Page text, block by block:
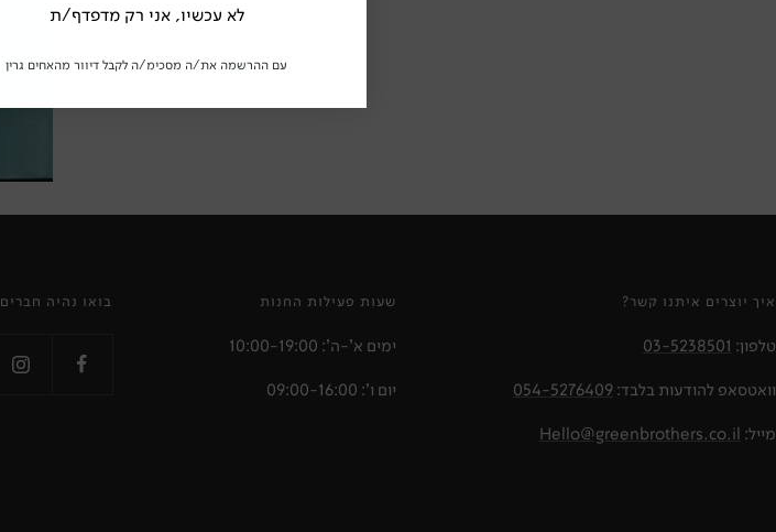
איך יוצרים איתנו קשר?
טלפון: 03-5238501
וואטסאפ להודעות בלבד: 054-5276409
מייל: Hello@greenbrothers.co.il
שעות פעילות החנות
ימים א'-ה': 10:00-19:00
יום ו': 09:00-16:00
בואו נהיה חברים
לא עכשיו, אני רק מדפדף/ת
עם ההרשמה את/ה מסכימ/ה לקבל דיוור מהאחים גרין